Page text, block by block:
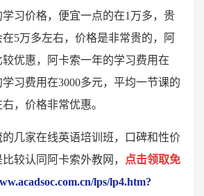
习价格，便宜一点的在1万多，贵
5万多左右，价格是非常贵的，阿
优惠，阿卡索一年的学习费用在
习费用在3000多元，平均一节课的
，价格非常优惠。
几家在线英语培训班，口碑和性价
较认同阿卡索外教网，
点击领取免
lps/lp4.htm?